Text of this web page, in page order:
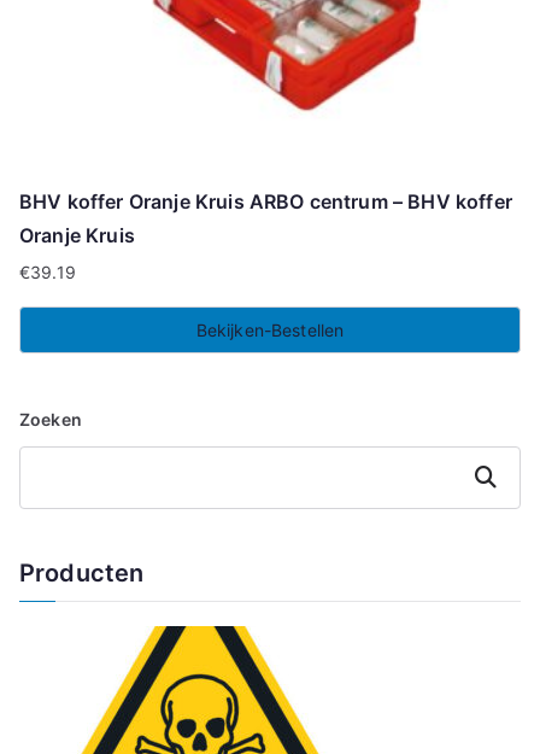
BHV koffer Oranje Kruis ARBO centrum – BHV koffer
Oranje Kruis
€39.19
Bekijken-Bestellen
Zoeken
Zoeken
Producten